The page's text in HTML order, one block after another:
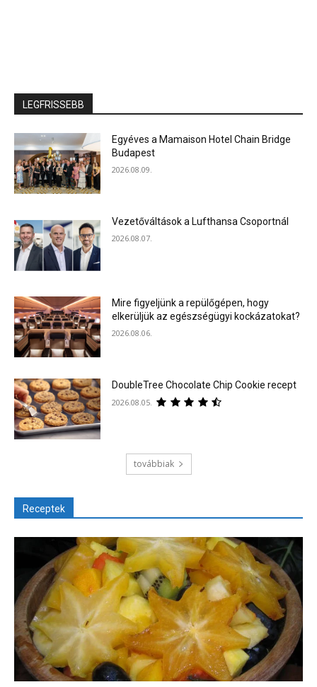
LEGFRISSEBB
Egyéves a Mamaison Hotel Chain Bridge
Budapest
2026.08.09.
Vezetőváltások a Lufthansa Csoportnál
2026.08.07.
Mire figyeljünk a repülőgépen, hogy
elkerüljük az egészségügyi kockázatokat?
2026.08.06.
DoubleTree Chocolate Chip Cookie recept
2026.08.05.
továbbiak
Receptek